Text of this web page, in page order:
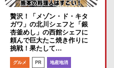
贅沢！「メゾン・ド・キタ
ガワ」の北川シェフと「銀
杏釜めし」の西館シェフに
頼んで巨大たこ焼き作りに
挑戦！果たして…
グルメ PR 地産地消